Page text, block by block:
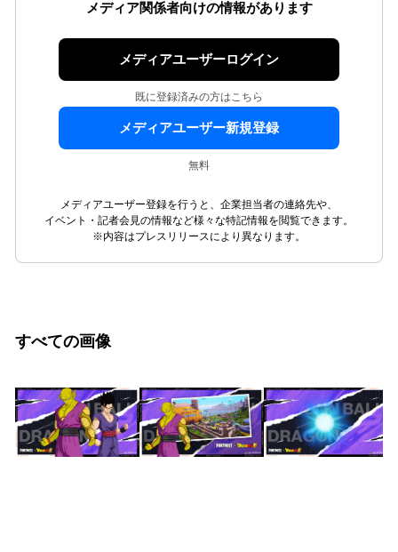
メディア関係者向けの情報があります
メディアユーザーログイン
既に登録済みの方はこちら
メディアユーザー新規登録
無料
メディアユーザー登録を行うと、企業担当者の連絡先や、
イベント・記者会見の情報など様々な特記情報を閲覧できます。
※内容はプレスリリースにより異なります。
すべての画像